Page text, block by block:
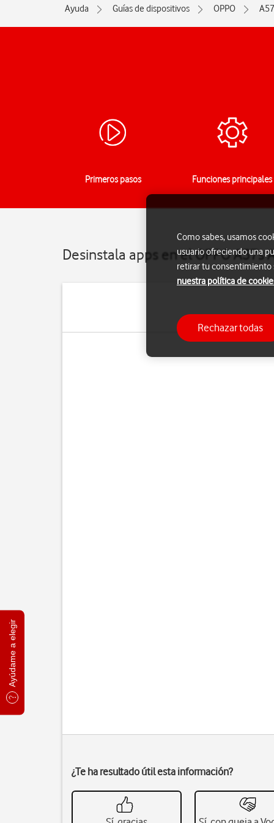
Ayúdame a elegir
Ayuda Guías de dispositivos OPPO
Primeros pasos Funciones principales
Desinstala apps en el OPPO A57s
¿Te ha resultado útil esta información?
Como sabes, usamos
usuario ofreciendo una
retirar tu consentimiento
nuestra política de
Rechazar todas